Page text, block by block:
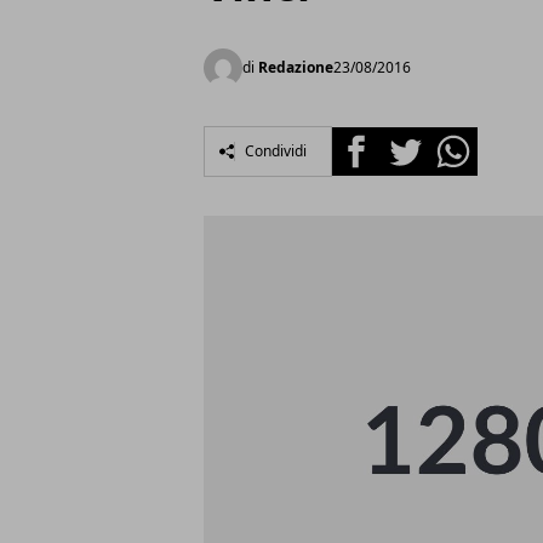
di Redazione23/08/2016
Condividi FacebookTwitterWhatsapp